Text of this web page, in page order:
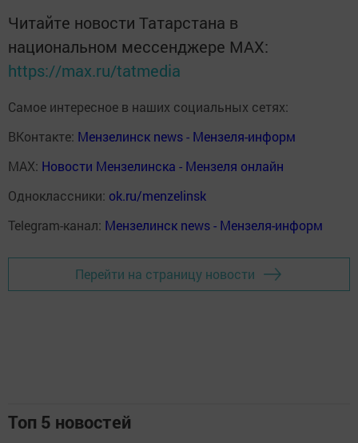
Читайте новости Татарстана в
национальном мессенджере MАХ:
https://max.ru/tatmedia
Самое интересное в наших социальных сетях:
ВКонтакте: Мензелинск news - Мензеля-информ
MAX: Новости Мензелинска - Мензеля онлайн
Одноклассники: ok.ru/menzelinsk
Telegram-канал: Мензелинск news - Мензеля-информ
Перейти на страницу новости
Топ 5 новостей